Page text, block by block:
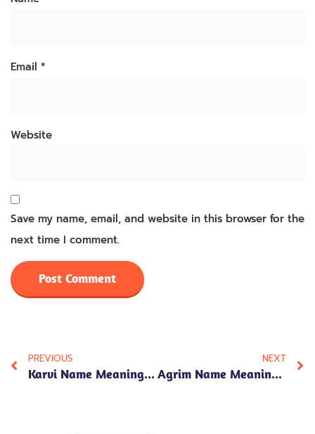
Email *
Website
Save my name, email, and website in this browser for the
next time I comment.
PREVIOUS
Karvi Name Meaning In Hindi: 7 Fascinating Insights Into Its Significance, Numerology, And Personality Traits!
NEXT
Agrim Name Meaning In Hindi: 7 Remarkable Insights Into Its Numerology, Personality Traits, And Cultural Significance!